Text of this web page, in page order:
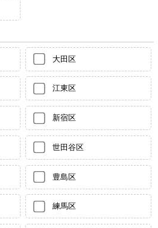
大田区
江東区
新宿区
世田谷区
豊島区
練馬区